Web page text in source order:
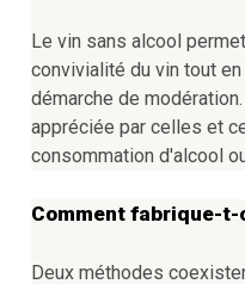
Le vin sans alcool
convivialité du vin tout
démarche de
appréciée par celles et
consommation d'alcool
Comment fabrique-t-
Deux méthodes